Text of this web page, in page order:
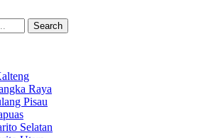
Raya
Pisau
Selatan